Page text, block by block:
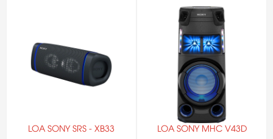
LOA SONY SRS - XB33 LOA SONY MHC V43D